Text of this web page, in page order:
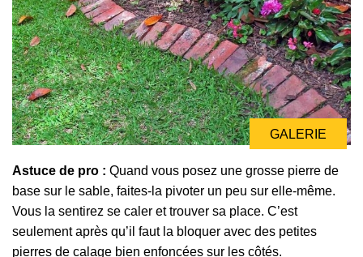
GALERIE
Astuce de pro : Quand vous posez une grosse pierre de
base sur le sable, faites-la pivoter un peu sur elle-même.
Vous la sentirez se caler et trouver sa place. C’est
seulement après qu’il faut la bloquer avec des petites
pierres de calage bien enfoncées sur les côtés.